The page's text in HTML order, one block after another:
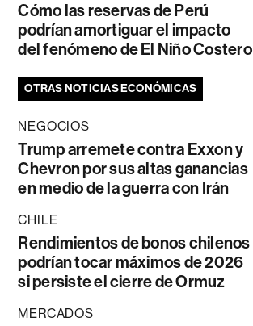
Cómo las reservas de Perú
podrían amortiguar el impacto
del fenómeno de El Niño Costero
OTRAS NOTICIAS ECONÓMICAS
NEGOCIOS
Trump arremete contra Exxon y
Chevron por sus altas ganancias
en medio de la guerra con Irán
CHILE
Rendimientos de bonos chilenos
podrían tocar máximos de 2026
si persiste el cierre de Ormuz
MERCADOS